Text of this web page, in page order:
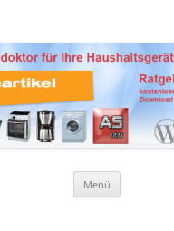
Reinigungsprodukte und
Menü